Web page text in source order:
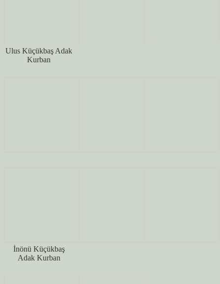
Ulus Küçükbaş Adak
Kurban
İnönü Küçükbaş
Adak Kurban